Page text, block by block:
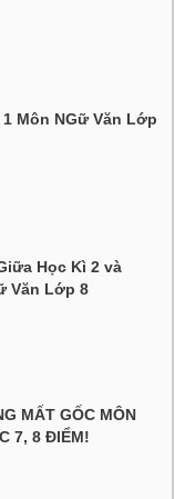
Môn NGữ Văn Lớp
Học Kì 2 và
Văn Lớp 8
MẤT GỐC MÔN
7, 8 ĐIỂM!